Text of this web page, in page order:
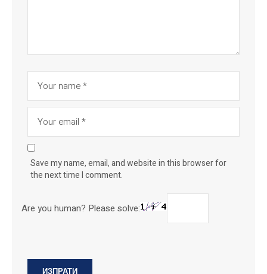
Save my name, email, and website in this browser for
the next time I comment.
Are you human? Please solve: